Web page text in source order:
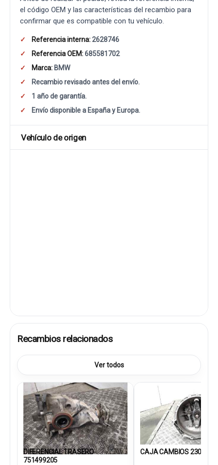
el código OEM y las características del recambio para
confirmar que es compatible con tu vehículo.
Referencia interna:2628746
Referencia OEM:685581702
Marca: BMW
Recambio revisado antes del envío.
1 año de garantía.
Envío disponible a España y Europa.
Vehículo de origen
Recambios relacionados
Ver todos
DIFERENCIAL TRASERO
751499205
CAJA CAMBIOS